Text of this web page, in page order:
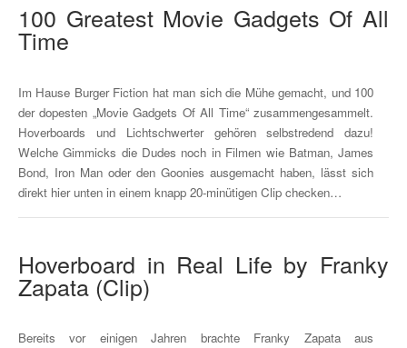
100 Greatest Movie Gadgets Of All
Time
Im Hause Burger Fiction hat man sich die Mühe gemacht, und 100
der dopesten „Movie Gadgets Of All Time“ zusammengesammelt.
Hoverboards und Lichtschwerter gehören selbstredend dazu!
Welche Gimmicks die Dudes noch in Filmen wie Batman, James
Bond, Iron Man oder den Goonies ausgemacht haben, lässt sich
direkt hier unten in einem knapp 20-minütigen Clip checken…
Hoverboard in Real Life by Franky
Zapata (Clip)
Bereits vor einigen Jahren brachte Franky Zapata aus